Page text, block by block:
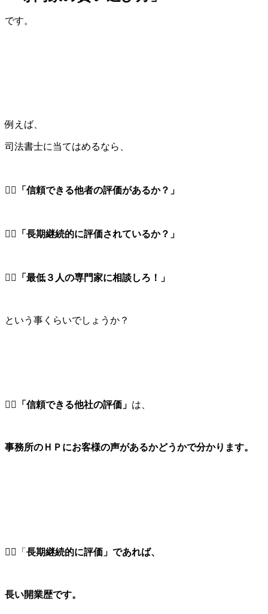
です。
例えば、
司法書士に当てはめるなら、
１⃣ 「信頼できる他者の評価があるか？」
２⃣ 「長期継続的に評価されているか？」
３⃣ 「最低３人の専門家に相談しろ！」
という事くらいでしょうか？
１⃣「信頼できる他社の評価」 は、
事務所のＨＰにお客様の声があるかどうかで分かります。
２⃣「 長期継続的に評価」であれば、
長い開業歴です。